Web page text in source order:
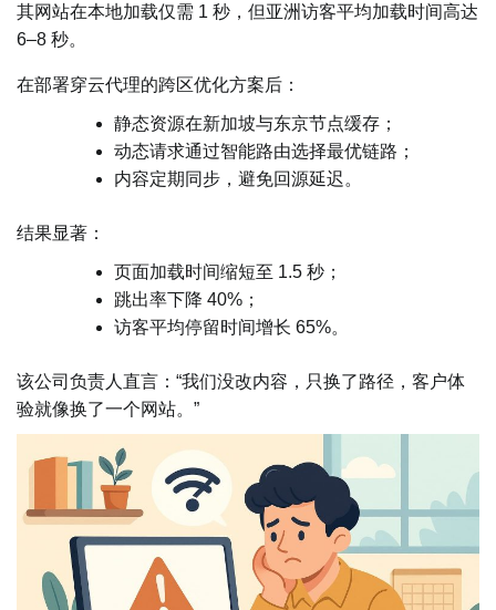
其网站在本地加载仅需 1 秒，但亚洲访客平均加载时间高达
6–8 秒。
在部署穿云代理的跨区优化方案后：
静态资源在新加坡与东京节点缓存；
动态请求通过智能路由选择最优链路；
内容定期同步，避免回源延迟。
结果显著：
页面加载时间缩短至 1.5 秒；
跳出率下降 40%；
访客平均停留时间增长 65%。
该公司负责人直言：“我们没改内容，只换了路径，客户体
验就像换了一个网站。”